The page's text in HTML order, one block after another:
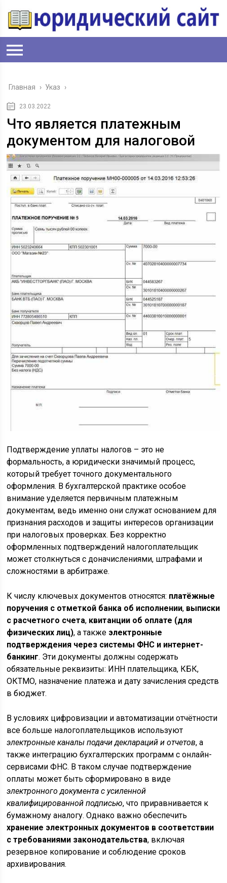
Главная › Указ ›
23.03.2022
Что является платежным
документом для налоговой
Подтверждение уплаты налогов – это не
формальность, а юридически значимый процесс,
который требует точного документального
оформления. В бухгалтерской практике особое
внимание уделяется первичным платежным
документам, ведь именно они служат основанием для
признания расходов и защиты интересов организации
при налоговых проверках. Без корректно
оформленных подтверждений налогоплательщик
может столкнуться с доначислениями, штрафами и
сложностями в арбитраже.
К числу ключевых документов относятся: платёжные
поручения с отметкой банка об исполнении, выписки
с расчетного счета, квитанции об оплате (для
физических лиц), а также электронные
подтверждения через системы ФНС и интернет-
банкинг. Эти документы должны содержать
обязательные реквизиты: ИНН плательщика, КБК,
ОКТМО, назначение платежа и дату зачисления средств
в бюджет.
В условиях цифровизации и автоматизации отчётности
все больше налогоплательщиков используют
электронные каналы подачи деклараций и отчетов, а
также интеграцию бухгалтерских программ с онлайн-
сервисами ФНС. В таком случае подтверждение
оплаты может быть сформировано в виде
электронного документа с усиленной
квалифицированной подписью, что приравнивается к
бумажному аналогу. Однако важно обеспечить
хранение электронных документов в соответствии
с требованиями законодательства, включая
резервное копирование и соблюдение сроков
архивирования.